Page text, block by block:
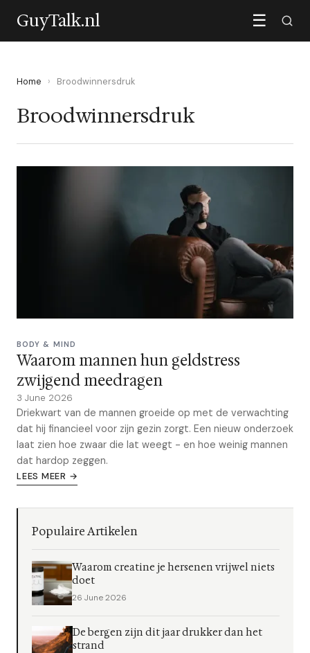
GuyTalk.nl ☰
Home › Broodwinnersdruk
Broodwinnersdruk
BODY & MIND
Waarom mannen hun geldstress
zwijgend meedragen
3 June 2026
Driekwart van de mannen groeide op met de verwachting
dat hij financieel voor zijn gezin zorgt. Een nieuw onderzoek
laat zien hoe zwaar die lat weegt - en hoe weinig mannen
dat hardop zeggen.
LEES MEER →
Populaire Artikelen
Waarom creatine je hersenen vrijwel niets
doet
26 June 2026
De bergen zijn dit jaar drukker dan het
strand